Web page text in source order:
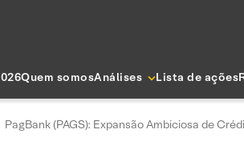
Quem somosAnálises Lista de ações
PagBank (PAGS): Expansão Ambiciosa de